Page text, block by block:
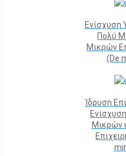
Ενίσχυση
Πολύ
Μικρών
(De
Ίδρυση
Μικρών